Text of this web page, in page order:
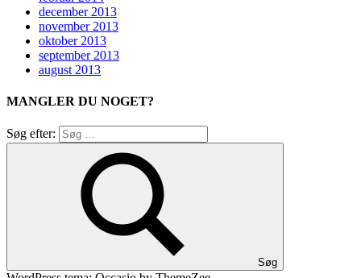
december 2013
november 2013
oktober 2013
september 2013
august 2013
MANGLER DU NOGET?
Søg efter:
Søg